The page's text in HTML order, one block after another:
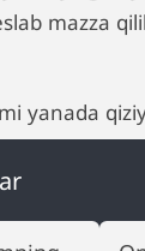
mazza
yanada